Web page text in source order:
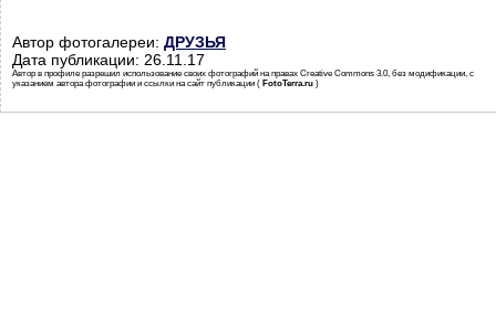
Автор фотогалереи: ДРУЗЬЯ
Дата публикации: 26.11.17
Автор в профиле разрешил использование своих фотографий на правах Creative Commons 3.0, без модификации, с
указанием автора фотографии и ссылки на сайт публикации ( FotoTerra.ru )